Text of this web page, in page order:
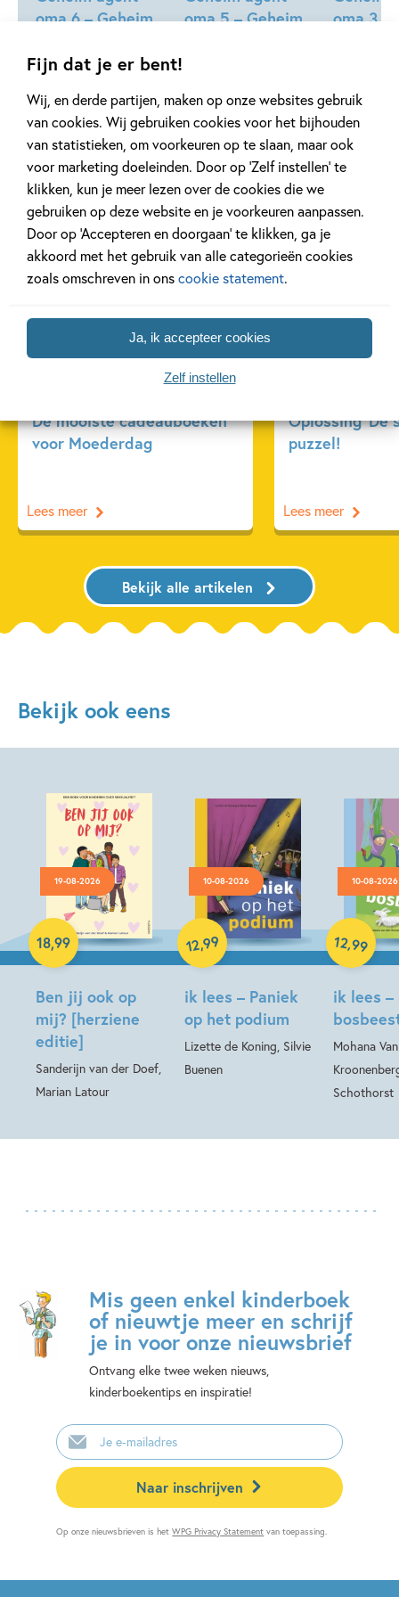
Fijn dat je er bent!
Wij, en derde partijen, maken op onze websites gebruik
van cookies. Wij gebruiken cookies voor het bijhouden
van statistieken, om voorkeuren op te slaan, maar ook
voor marketing doeleinden. Door op ‘Zelf instellen’ te
klikken, kun je meer lezen over de cookies die we
gebruiken op deze website en je voorkeuren aanpassen.
Door op ‘Accepteren en doorgaan’ te klikken, ga je
akkoord met het gebruik van alle categorieën cookies
zoals omschreven in onscookie statement.
Ja, ik accepteer cookies
Zelf instellen
oma 6 – Geheim
Manon Sikkel
oma 5 – Geheim
oma 3 –
Holland
Gerelateerde artikelen
De mooiste cadeauboeken
voor Moederdag
Lees meer
Oplossing ‘De
puzzel!
Lees meer
Bekijk alle artikelen
Bekijk ook eens
19-08-2026
Ben jij ook op
mij? [herziene
editie]
Sanderijn van der Doef,
Marian Latour
18,99
Hardcover
10-08-2026
ik lees – Paniek
op het podium
Lizette de Koning, Silvie
Buenen
12,99
Hardcover
10-08-2026
ik lees –
Mohana
Schothorst
12,99
Hardcover
Mis geen enkel kinderboek
of nieuwtje meer en schrijf
je in voor onze nieuwsbrief
Ontvang elke twee weken nieuws,
kinderboekentips en inspiratie!
E-
mailadres
Naar inschrijven
Op onze nieuwsbrieven is hetWPG Privacy Statement van toepassing.